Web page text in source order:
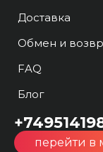
Доставка
Обмен и
FAQ
Блог
перейти в